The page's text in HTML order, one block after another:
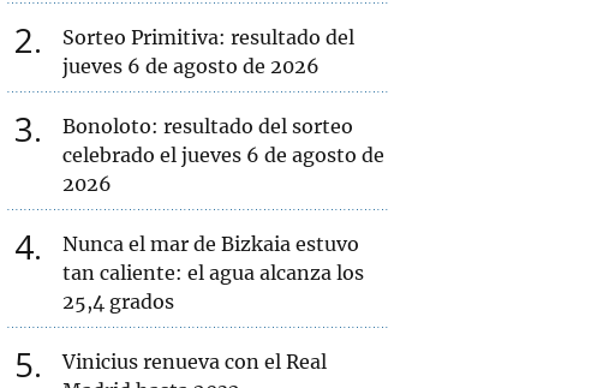
2
Sorteo Primitiva: resultado del
jueves 6 de agosto de 2026
3
Bonoloto: resultado del sorteo
celebrado el jueves 6 de agosto de
2026
4
Nunca el mar de Bizkaia estuvo
tan caliente: el agua alcanza los
25,4 grados
5
Vinicius renueva con el Real